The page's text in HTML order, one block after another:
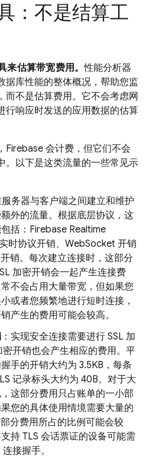
：不是结算工
来估算带宽费用。性能分析器
据库性能的整体概况，帮助您监
而不是估算费用。它不会考虑网
行响应时发送的应用数据的估算
Firebase 会计费，但它们不会
。以下是这类流量的一些常见示
服务器与客户端之间建立和维护
外的流量。根据底层协议，这
括：Firebase Realtime
时协议开销、WebSocket 开销
销。每次建立连接时，这部分
加密开销会一起产生连接费
不会占用大量带宽，但如果您
或者您频繁地进行短时连接，
产生的费用可能会较高。
：实现安全连接需要进行 SSL 加
密开销也会产生相应的费用。平
手的开销大约为 3.5KB，每条
记录标头大约为 40B。对于大
这部分费用只占账单的一小部
您的具体使用情境需要大量的
分费用所占的比例可能会较
持 TLS 会话票证的设备可能需
接握手。